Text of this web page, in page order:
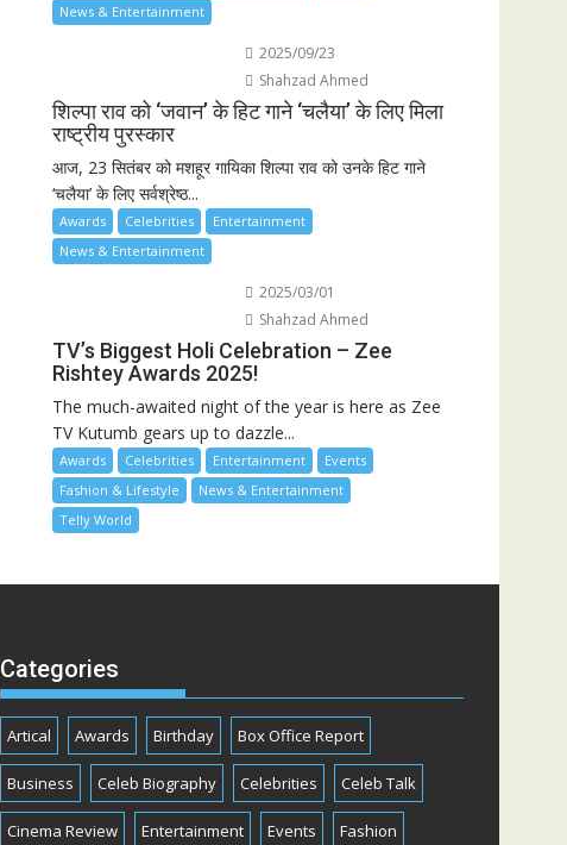
News & Entertainment
2025/09/23
Shahzad Ahmed
शिल्पा राव को ‘जवान’ के हिट गाने ‘चलैया’ के लिए मिला
राष्ट्रीय पुरस्कार
आज, 23 सितंबर को मशहूर गायिका शिल्पा राव को उनके हिट गाने
‘चलैया’ के लिए सर्वश्रेष्ठ...
Awards Celebrities
Entertainment
News & Entertainment
2025/03/01
Shahzad Ahmed
TV’s Biggest Holi Celebration – Zee
Rishtey Awards 2025!
The much-awaited night of the year is here as Zee
TV Kutumb gears up to dazzle...
Awards Celebrities Entertainment
Events
Fashion & Lifestyle
News & Entertainment
Telly World
Categories
Artical Awards Birthday Box Office Report
Business Celeb Biography Celebrities Celeb Talk
Cinema Review Entertainment Events Fashion